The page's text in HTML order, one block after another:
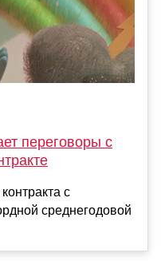
переговоры с
с
среднегодовой